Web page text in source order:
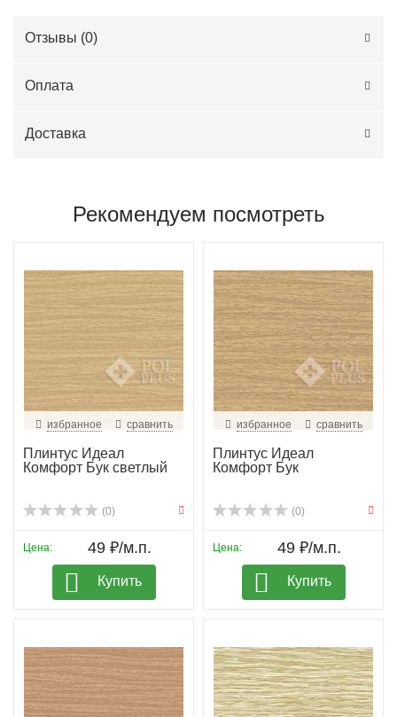
Отзывы (0)
Оплата
Доставка
Рекомендуем посмотреть
избранное сравнить
Плинтус Идеал
Комфорт Бук светлый
(0)
Цена: 49 ₽/м.п.
Купить
избранное сравнить
Плинтус Идеал
Комфорт Бук
(0)
Цена: 49 ₽/м.п.
Купить